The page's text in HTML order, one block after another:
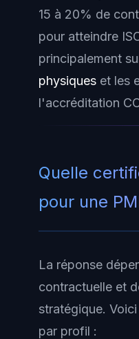
15 à 20% de
pour atteindre
principalement
physiques et les
l'accréditation
Quelle
pour une
La réponse
contractuelle et
stratégique.
par profil :